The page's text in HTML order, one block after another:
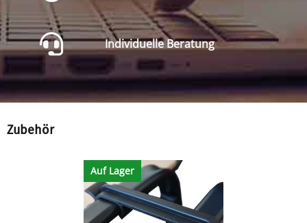
Individuelle Beratung
Zubehör
Auf Lager